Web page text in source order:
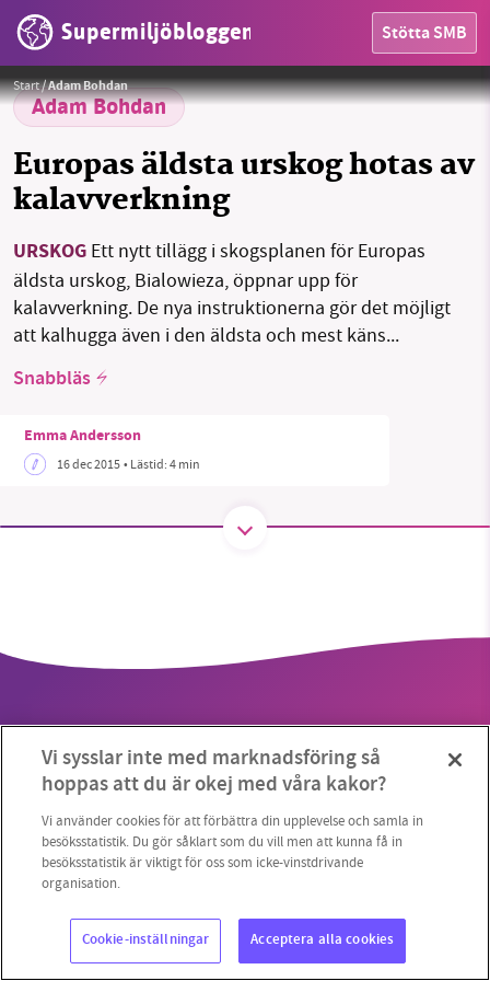
Supermiljöbloggen Stötta SMB
OMRÅDEN
MILJÖFAKTA
OM OSS
Sök Sparade inlägg
Start/Adam Bohdan
Adam Bohdan
Europas äldsta urskog hotas av
kalavverkning
URSKOG Ett nytt tillägg i skogsplanen för Europas
äldsta urskog, Bialowieza, öppnar upp för
kalavverkning. De nya instruktionerna gör det möjligt
att kalhugga även i den äldsta och mest käns...
Snabbläs
Emma Andersson
16 dec 2015• Lästid:4 min
"Bison live in Bialowieza forest 2" by Herr stahlhoefer // Public domain
Copyright 2023 © Supermiljöbloggen Cookieinställningar
nyhetsbevakning och granskningar. Nu vill vi
vill hjälpa oss.
Stötta vårt arbete genom att swisha en slant till
1231368703
Läs vad vi vill göra
Vi sysslar inte med marknadsföring så
hoppas att du är okej med våra kakor?
Vi använder cookies för att förbättra din upplevelse och samla in
besöksstatistik. Du gör såklart som du vill men att kunna få in
besöksstatistik är viktigt för oss som icke-vinstdrivande
organisation.
Cookie-inställningar Acceptera alla cookies